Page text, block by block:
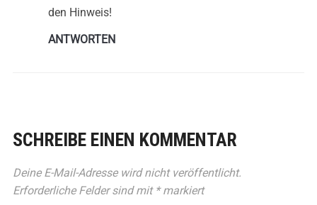
den Hinweis!
ANTWORTEN
SCHREIBE EINEN KOMMENTAR
Deine E-Mail-Adresse wird nicht veröffentlicht.
Erforderliche Felder sind mit *markiert